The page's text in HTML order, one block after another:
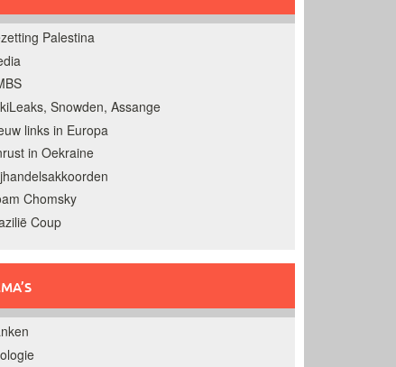
Palestina
Snowden, Assange
links in Europa
in Oekraine
Chomsky
Coup